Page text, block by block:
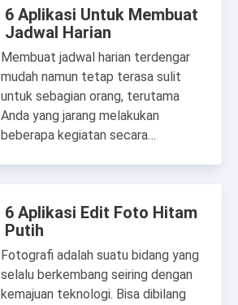
6 Aplikasi Untuk Membuat
Jadwal Harian
Membuat jadwal harian terdengar
mudah namun tetap terasa sulit
untuk sebagian orang, terutama
Anda yang jarang melakukan
beberapa kegiatan secara…
6 Aplikasi Edit Foto Hitam
Putih
Fotografi adalah suatu bidang yang
selalu berkembang seiring dengan
kemajuan teknologi. Bisa dibilang